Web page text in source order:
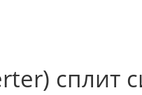
сплит